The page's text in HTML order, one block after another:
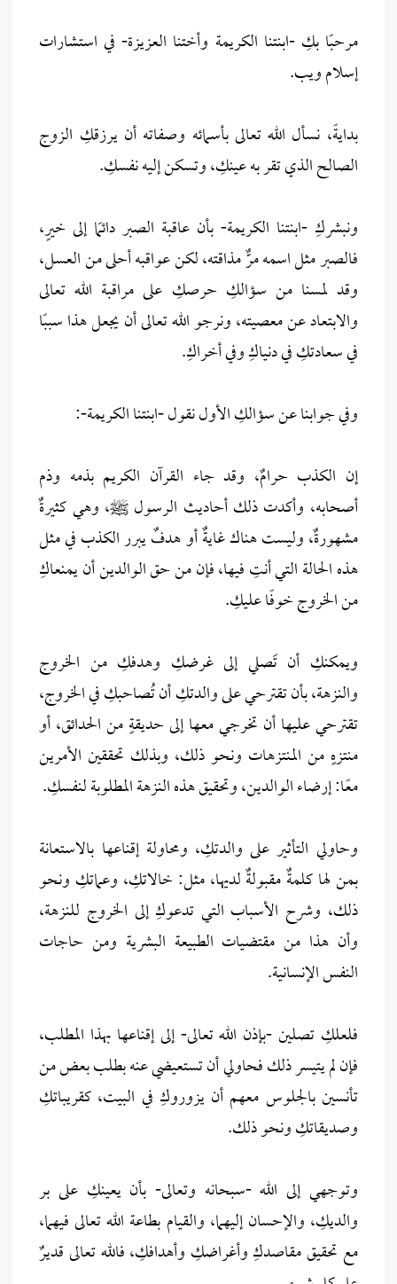
مرحبًا بكِ -ابنتنا الكريمة وأختنا العزيزة- في استشارات
إسلام ويب.
بدايةً، نسأل الله تعالى بأسمائه وصفاته أن يرزقكِ الزوج
الصالح الذي تقر به عينكِ، وتسكن إليه نفسكِ.
ونبشركِ -ابنتنا الكريمة- بأن عاقبة الصبر دائمًا إلى خيرٍ،
فالصبر مثل اسمه مرٌّ مذاقته، لكن عواقبه أحلى من العسل،
وقد لمسنا من سؤالكِ حرصكِ على مراقبة الله تعالى
والابتعاد عن معصيته، ونرجو الله تعالى أن يجعل هذا سببًا
في سعادتكِ في دنياكِ وفي أخراكِ.
وفي جوابنا عن سؤالكِ الأول نقول -ابنتنا الكريمة-:
إن الكذب حرامٌ، وقد جاء القرآن الكريم بذمه وذم
أصحابه، وأكدت ذلك أحاديث الرسول ﷺ، وهي كثيرةٌ
مشهورةٌ، وليست هناك غايةٌ أو هدفٌ يبرر الكذب في مثل
هذه الحالة التي أنتِ فيها، فإن من حق الوالدين أن يمنعاكِ
من الخروج خوفًا عليكِ.
ويمكنكِ أن تَصلي إلى غرضكِ وهدفكِ من الخروج
والنزهة، بأن تقترحي على والدتكِ أن تُصاحبكِ في الخروج،
تقترحي عليها أن تخرجي معها إلى حديقةٍ من الحدائق، أو
منتزهٍ من المنتزهات ونحو ذلك، وبذلك تحققين الأمرين
معًا: إرضاء الوالدين، وتحقيق هذه النزهة المطلوبة لنفسكِ.
وحاولي التأثير على والدتكِ، ومحاولة إقناعها بالاستعانة
بمن لها كلمةٌ مقبولةٌ لديها، مثل: خالاتكِ، وعماتكِ ونحو
ذلك، وشرح الأسباب التي تدعوكِ إلى الخروج للنزهة،
وأن هذا من مقتضيات الطبيعة البشرية ومن حاجات
النفس الإنسانية.
فلعلكِ تصلين -بإذن الله تعالى- إلى إقناعها بهذا المطلب،
فإن لم يتيسر ذلك فحاولي أن تستعيضي عنه بطلب بعض من
تأنسين بالجلوس معهم أن يزوروكِ في البيت، كقريباتكِ
وصديقاتكِ ونحو ذلك.
وتوجهي إلى الله -سبحانه وتعالى- بأن يعينكِ على بر
والديكِ، والإحسان إليهما، والقيام بطاعة الله تعالى فيهما،
مع تحقيق مقاصدكِ وأغراضكِ وأهدافكِ، فالله تعالى قديرٌ